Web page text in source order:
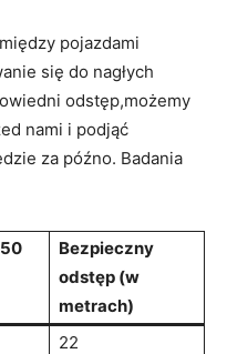
pojazdami
się⁤ do nagłych
odstęp,możemy
⁣nami i podjąć⁣
‌za późno. Badania
Bezpieczny
odstęp (w​
metrach)
22